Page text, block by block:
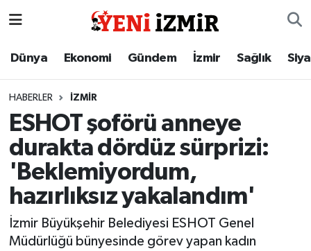
Dünya Ekonomi Gündem İzmir Sağlık
HABERLER İZMIR
ESHOT şoförü anneye
durakta dördüz sürprizi:
'Beklemiyordum,
hazırlıksız yakalandım'
İzmir Büyükşehir Belediyesi ESHOT Genel
Müdürlüğü bünyesinde görev yapan kadın
Dünya
Gündem
İzmir
Sağlık
Siyaset
İzmir Nöbetçi Eczaneler
İzmir Namaz Vakitleri
İzmir Trafik Yoğunluk Haritası
Süper Lig Puan Durumu ve Fikstür
Tüm Manşetler